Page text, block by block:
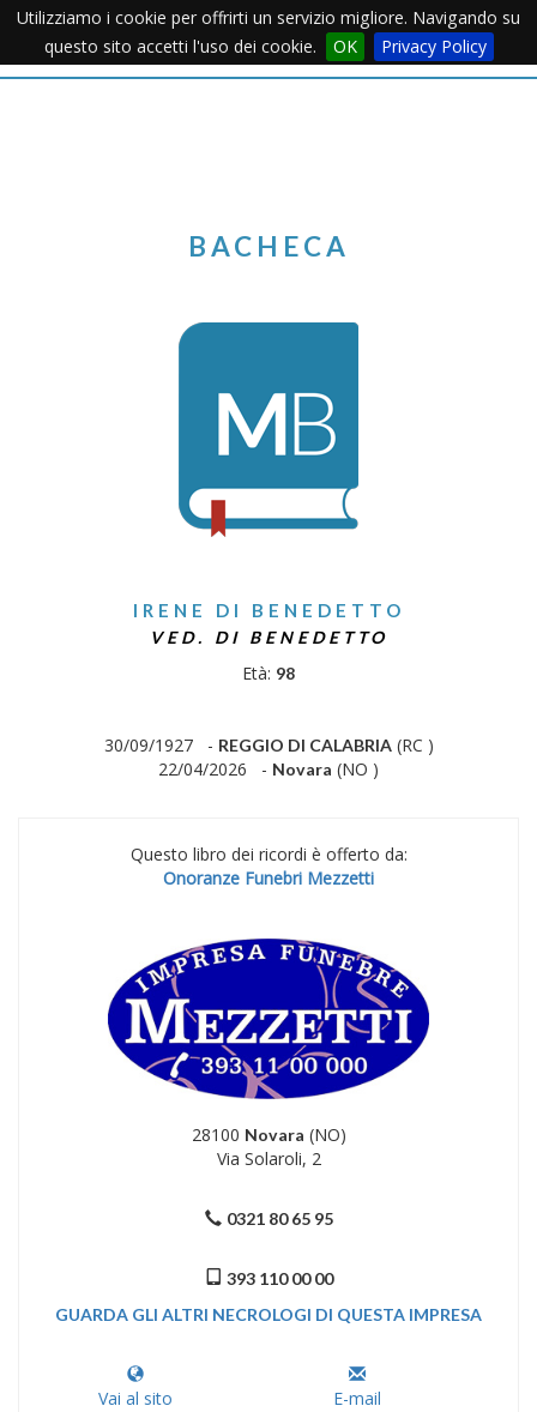
Utilizziamo i cookie per offrirti un servizio migliore. Navigando su
questo sito accetti l'uso dei cookie.
OK Privacy PolicyMenu
BACHECA
IRENE DI BENEDETTO
VED. DI BENEDETTO
Età: 98
30/09/1927 - REGGIO DI CALABRIA(RC )
22/04/2026 - Novara (NO )
Questo libro dei ricordi è offerto da:
Onoranze Funebri Mezzetti
28100 Novara (NO)
Via Solaroli, 2
0321 80 65 95
393 110 00 00
GUARDA GLI ALTRI NECROLOGI DI QUESTA IMPRESA
Vai al sito E-mail